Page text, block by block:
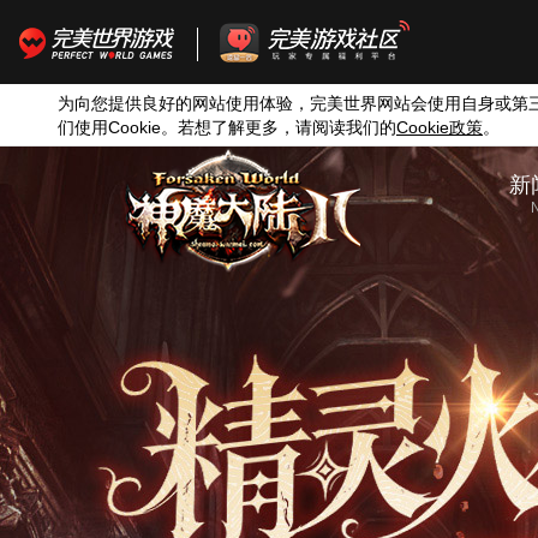
为向您提供良好的网站使用体验，完美世界网站会使用自身或第
们使用Cookie。若想了解更多，请阅读我们的Cookie政策。
新